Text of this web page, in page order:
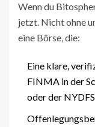
Wenn du
jetzt. Nicht ohne
eine Börse, die:
Eine klare,
FINMA in der
oder der